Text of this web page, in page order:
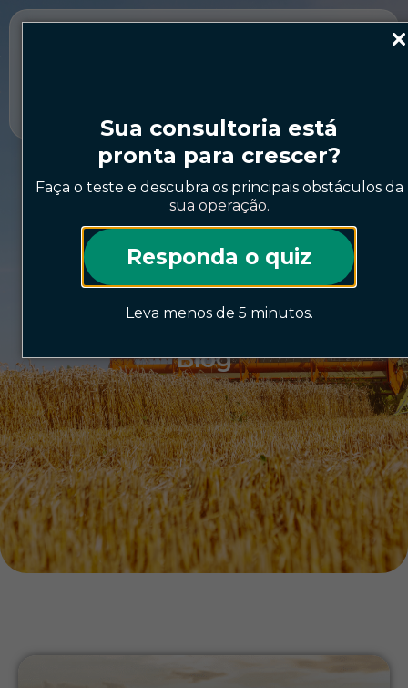
Sua consultoria está
pronta para crescer?
Faça o teste e descubra os principais obstáculos da
sua operação.
Responda o quiz
Leva menos de 5 minutos.
Blog